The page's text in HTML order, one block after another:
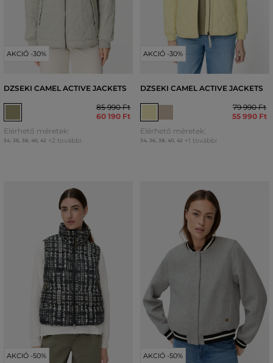
AKCIÓ -30%
DZSEKI CAMEL ACTIVE JACKETS
85 990 Ft
60 190 Ft
Elérhető méretek:
34, 36, 38, 40, 42 +2 további
AKCIÓ -30%
DZSEKI CAMEL ACTIVE JACKETS
79 990 Ft
55 990 Ft
Elérhető méretek:
34, 36, 38, 40, 42 +1 további
AKCIÓ -50% AKCIÓ -50%